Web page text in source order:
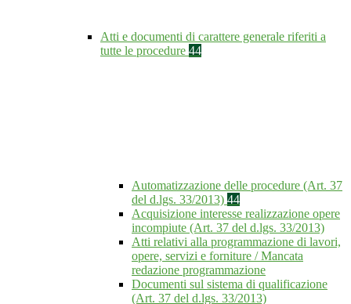
Atti e documenti di carattere generale riferiti a
tutte le procedure 44
Automatizzazione delle procedure (Art. 37
del d.lgs. 33/2013) 44
Acquisizione interesse realizzazione opere
incompiute (Art. 37 del d.lgs. 33/2013)
Atti relativi alla programmazione di lavori,
opere, servizi e forniture / Mancata
redazione programmazione
Documenti sul sistema di qualificazione
(Art. 37 del d.lgs. 33/2013)